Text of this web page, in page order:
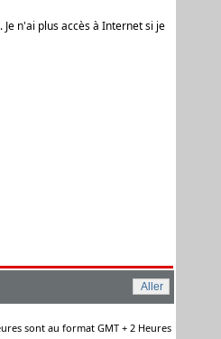
n'ai plus accès à Internet si je
sont au format GMT + 2 Heures